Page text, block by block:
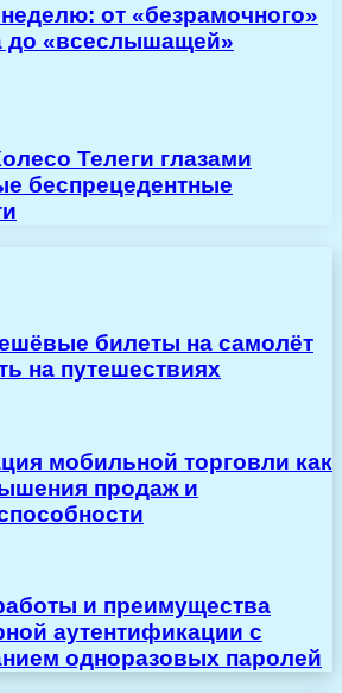
от «безрамочного»
«всеслышащей»
Телеги глазами
беспрецедентные
билеты на самолёт
на путешествиях
мобильной торговли как
продаж и
и преимущества
аутентификации с
одноразовых паролей